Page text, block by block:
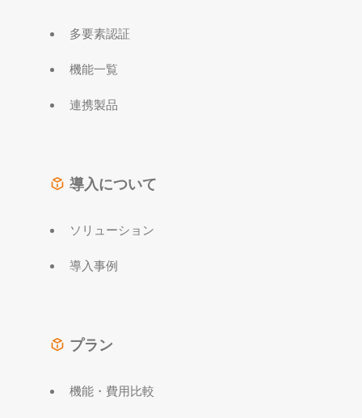
多要素認証
機能一覧
連携製品
導入について
ソリューション
導入事例
プラン
機能・費用比較